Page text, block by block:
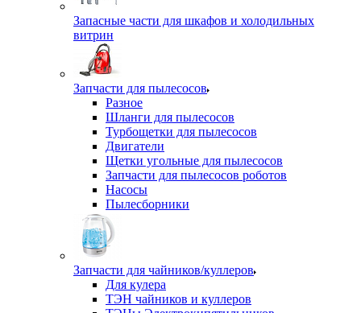
Запасные части для шкафов и холодильных
витрин
Запчасти для пылесосов
Разное
Шланги для пылесосов
Турбощетки для пылесосов
Двигатели
Щетки угольные для пылесосов
Запчасти для пылесосов роботов
Насосы
Пылесборники
Запчасти для чайников/куллеров
Для кулера
ТЭН чайников и куллеров